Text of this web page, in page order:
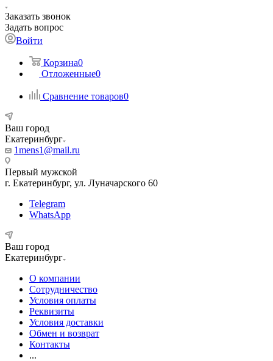
Заказать звонок
Задать вопрос
Войти
Корзина0
Отложенные0
Сравнение товаров0
Ваш город
Екатеринбург
1mens1@mail.ru
Первый мужской
г. Екатеринбург, ул. Луначарского 60
Telegram
WhatsApp
Ваш город
Екатеринбург
О компании
Сотрудничество
Условия оплаты
Реквизиты
Условия доставки
Обмен и возврат
Контакты
...